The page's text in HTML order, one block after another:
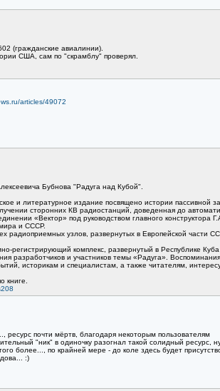
(гражданские авиалинии).
США, сам по "скрамблу" проверял.
articles/49072
Бубнова "Радуга над Кубой".
и литературное издание посвящено истории пассивной
сторонних КВ радиостанций, доведенная до
«Вектор» под руководством главного конструктора
и СССР.
радиоприемных узлов, развернутых в Европейской
регистрирующий комплекс, развернутый в Республике
разработчиков и участников темы «Радуга».
историкам и специалистам, а также читателям,
книге.
почти мёртв, благодаря некоторым пользователям
"ник" в одиночку разогнал такой солидный ресурс,
более..., по крайней мере - до коле здесь будет
:)